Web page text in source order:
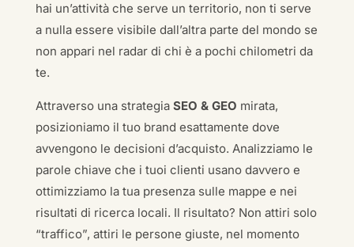
hai un’attività che serve un territorio, non ti serve
a nulla essere visibile dall’altra parte del mondo se
non appari nel radar di chi è a pochi chilometri da
te.
Attraverso una strategia SEO & GEO mirata,
posizioniamo il tuo brand esattamente dove
avvengono le decisioni d’acquisto. Analizziamo le
parole chiave che i tuoi clienti usano davvero e
ottimizziamo la tua presenza sulle mappe e nei
risultati di ricerca locali. Il risultato? Non attiri solo
“traffico”, attiri le persone giuste, nel momento